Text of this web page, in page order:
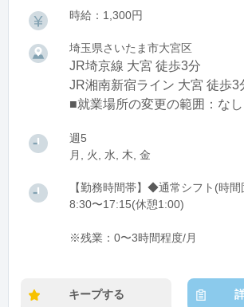
時給：1,300円
埼玉県さいたま市大宮区
JR埼京線 大宮 徒歩3分
JR湘南新宿ライン 大宮 徒歩3
■就業場所の変更の範囲：なし
週5
月, 火, 水, 木, 金
【勤務時間帯】◆通常シフト(時間
8:30〜17:15(休憩1:00)
※残業：0〜3時間程度/月
キープする